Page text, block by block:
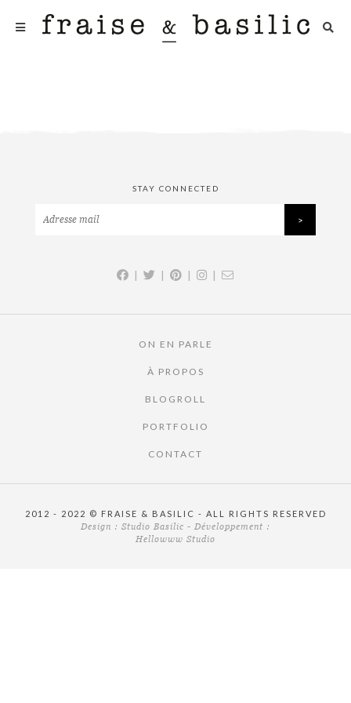
STAY CONNECTED
| | | |
ON EN PARLE
À PROPOS
BLOGROLL
PORTFOLIO
CONTACT
2012 - 2022 © FRAISE & BASILIC - ALL RIGHTS RESERVED
Design : Studio Basilic - Développement :
Hellowww Studio